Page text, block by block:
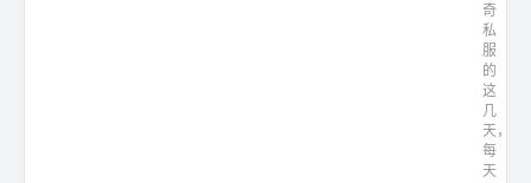
奇
私
服
的
这
几
天，
每
天